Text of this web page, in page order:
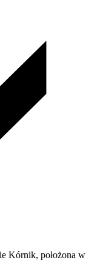
Kórnik, położona w